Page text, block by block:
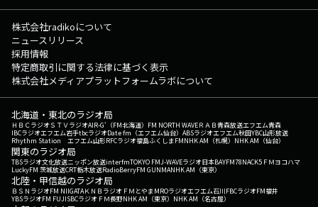
株式会社radikoについて
ニュースリリース
採用情報
特定商取引に関する法律に基づく表示
株式会社メディアプラットフォームラボについて
北海道・東北のラジオ局
ＨＢＣラジオＳＴＶラジオAIR-G'（FM北海道） FM NORTH WAVEＲＡＢ青森放送エフエム青森
IBCラジオエフエム岩手tbcラジオDate fm（エフエム仙台） ABSラジオエフエム秋田YBC山形放送
Rhythm Station エフエム山形RFCラジオ福島ふくしまFMNHK AM（札幌） NHK AM（仙台）
関東のラジオ局
TBSラジオ文化放送ニッポン放送interfmTOKYO FMJ-WAVEラジオ日本BAYFM78NACK5 ＦＭヨコハマ
LuckyFM 茨城放送CRT栃木放送RadioBerryFM GUNMANHK AM（東京）
北陸・甲信越のラジオ局
ＢＳＮラジオFM NIIGATAＫＮＢラジオ ＦＭとやまMROラジオエフエム石川FBCラジオFM福井
YBSラジオFM FUJISBCラジオ ＦＭ長野NHK AM（東京） NHK AM（名古屋）